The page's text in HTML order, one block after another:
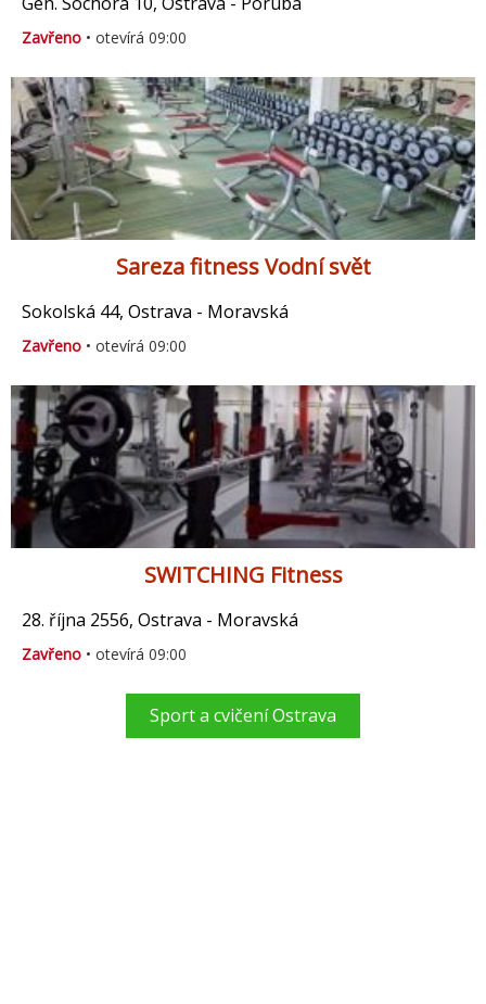
Zavřeno • otevírá 09:00
Sareza fitness Vodní svět
Sokolská 44, Ostrava - Moravská
Zavřeno • otevírá 09:00
SWITCHING Fitness
28. října 2556, Ostrava - Moravská
Zavřeno • otevírá 09:00
Sport a cvičení Ostrava